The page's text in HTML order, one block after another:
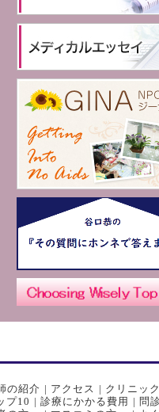
の紹介 | アクセス | クリニッ
プ10 | 診療にかかる費用 | 問